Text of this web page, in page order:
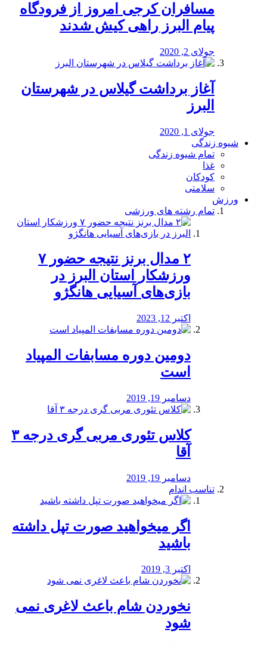
مسافران کرجی امروز از فرودگاه
پیام البرز راهی کیش شدند
جولای 2, 2020
آغاز برداشت گیلاس در شهرستان
البرز
جولای 1, 2020
شیوه زندگی
تمام شیوه زندگی
غذا
کودکان
سلامتی
ورزش
تمام رشته های ورزشی
۲ مدال برنز نتیجه حضور ۷
ورزشکار استان البرز در
بازی‌های آسیایی هانگژو
اکتبر 12, 2023
دومین دوره مسابفات المپیاد
است
دسامبر 19, 2019
کلاس تئوری مربی گری درجه ۳
آقا
دسامبر 19, 2019
تناسب اندام
اگر میخواهید صورت تپل داشته
باشید
اکتبر 3, 2019
نخوردن شام باعث لاغری نمی
‌شود